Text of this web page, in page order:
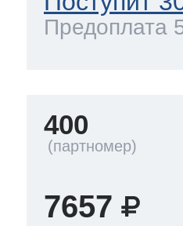
Предоплата
400
7657